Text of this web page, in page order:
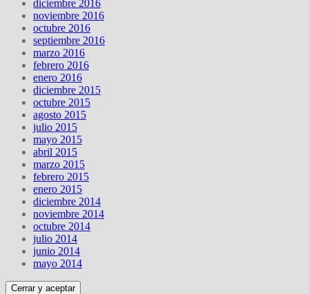
diciembre 2016
noviembre 2016
octubre 2016
septiembre 2016
marzo 2016
febrero 2016
enero 2016
diciembre 2015
octubre 2015
agosto 2015
julio 2015
mayo 2015
abril 2015
marzo 2015
febrero 2015
enero 2015
diciembre 2014
noviembre 2014
octubre 2014
julio 2014
junio 2014
mayo 2014